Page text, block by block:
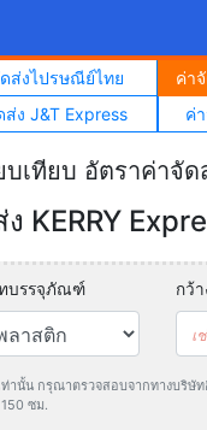
ส่งไปรษณีย์ไทย ค่า
ส่ง J&T Express ค่
บเทียบ อัตราค่าจั
KERRY
บรรจุภัณฑ์ กว้
านั้น กรุณาตรวจสอบจากทางบริษั
ซม.